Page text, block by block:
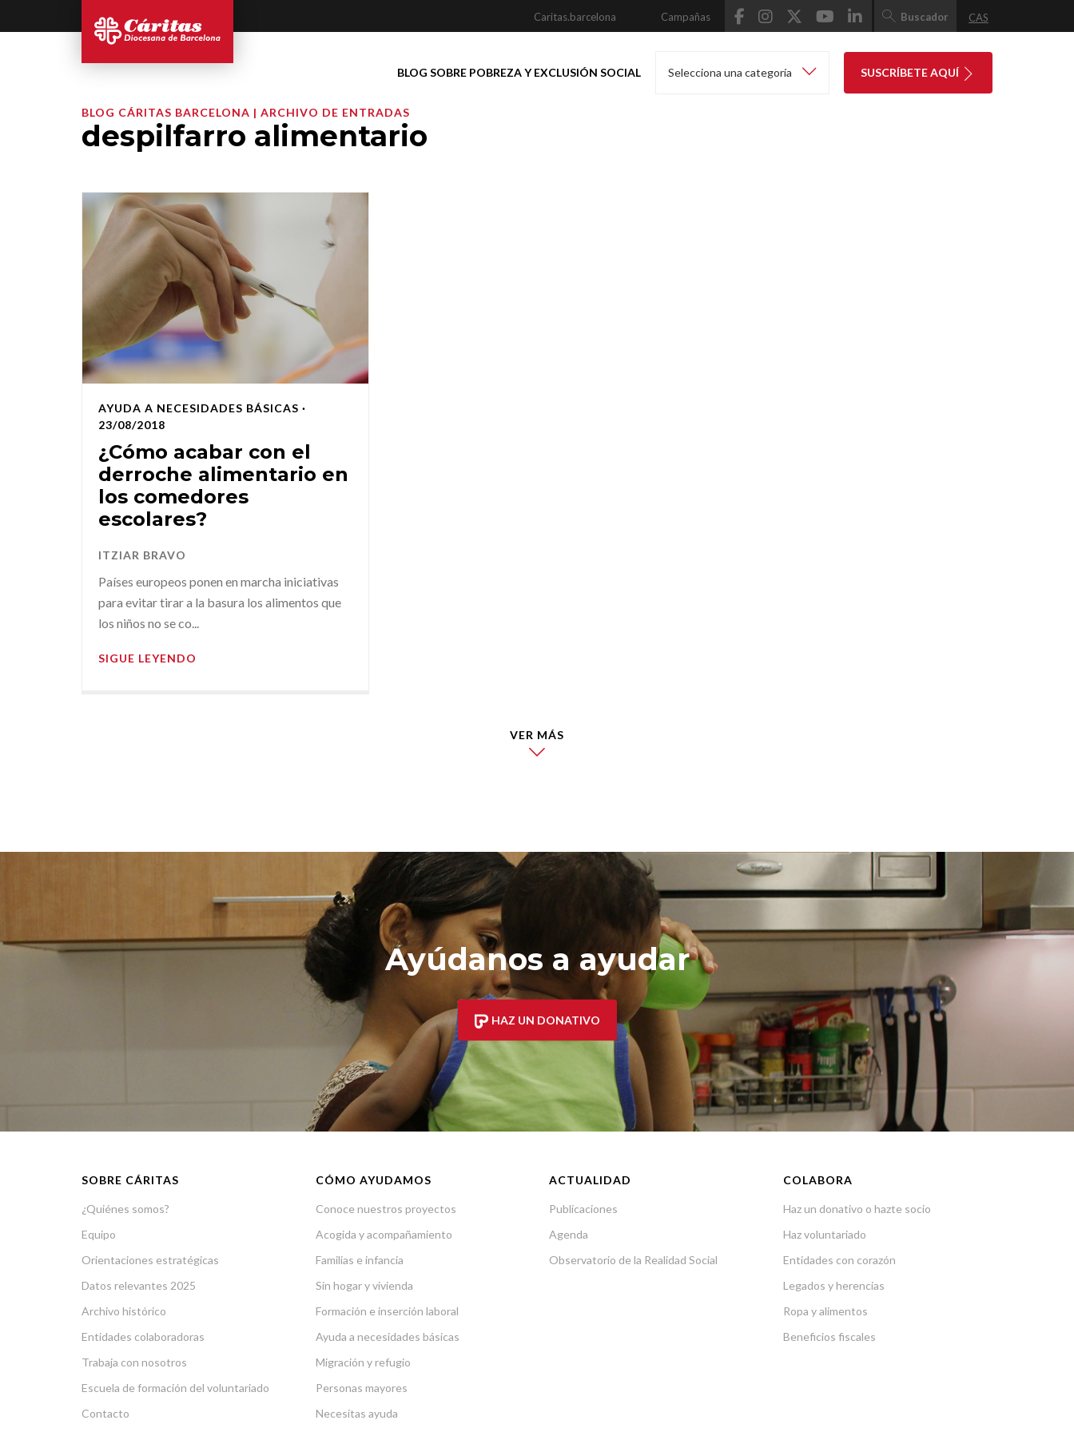
Caritas.barcelona Campañas Buscador CAS
BLOG SOBRE POBREZA Y EXCLUSIÓN SOCIAL Selecciona una categoría SUSCRÍBETE AQUÍ
BLOG CÁRITAS BARCELONA | ARCHIVO DE ENTRADAS
despilfarro alimentario
AYUDA A NECESIDADES BÁSICAS ·
23/08/2018
¿Cómo acabar con el
derroche alimentario en
los comedores
escolares?
ITZIAR BRAVO
Países europeos ponen en marcha iniciativas
para evitar tirar a la basura los alimentos que
los niños no se co...
SIGUE LEYENDO
VER MÁS
Ayúdanos a ayudar
HAZ UN DONATIVO
SOBRE CÁRITAS
¿Quiénes somos?
Equipo
Orientaciones estratégicas
Datos relevantes 2025
Archivo histórico
Entidades colaboradoras
Trabaja con nosotros
Escuela de formación del voluntariado
Contacto
CÓMO AYUDAMOS
Conoce nuestros proyectos
Acogida y acompañamiento
Familias e infancia
Sin hogar y vivienda
Formación e inserción laboral
Ayuda a necesidades básicas
Migración y refugio
Personas mayores
Necesitas ayuda
ACTUALIDAD
Publicaciones
Agenda
Observatorio de la Realidad Social
COLABORA
Haz un donativo o hazte socio
Haz voluntariado
Entidades con corazón
Legados y herencias
Ropa y alimentos
Beneficios fiscales